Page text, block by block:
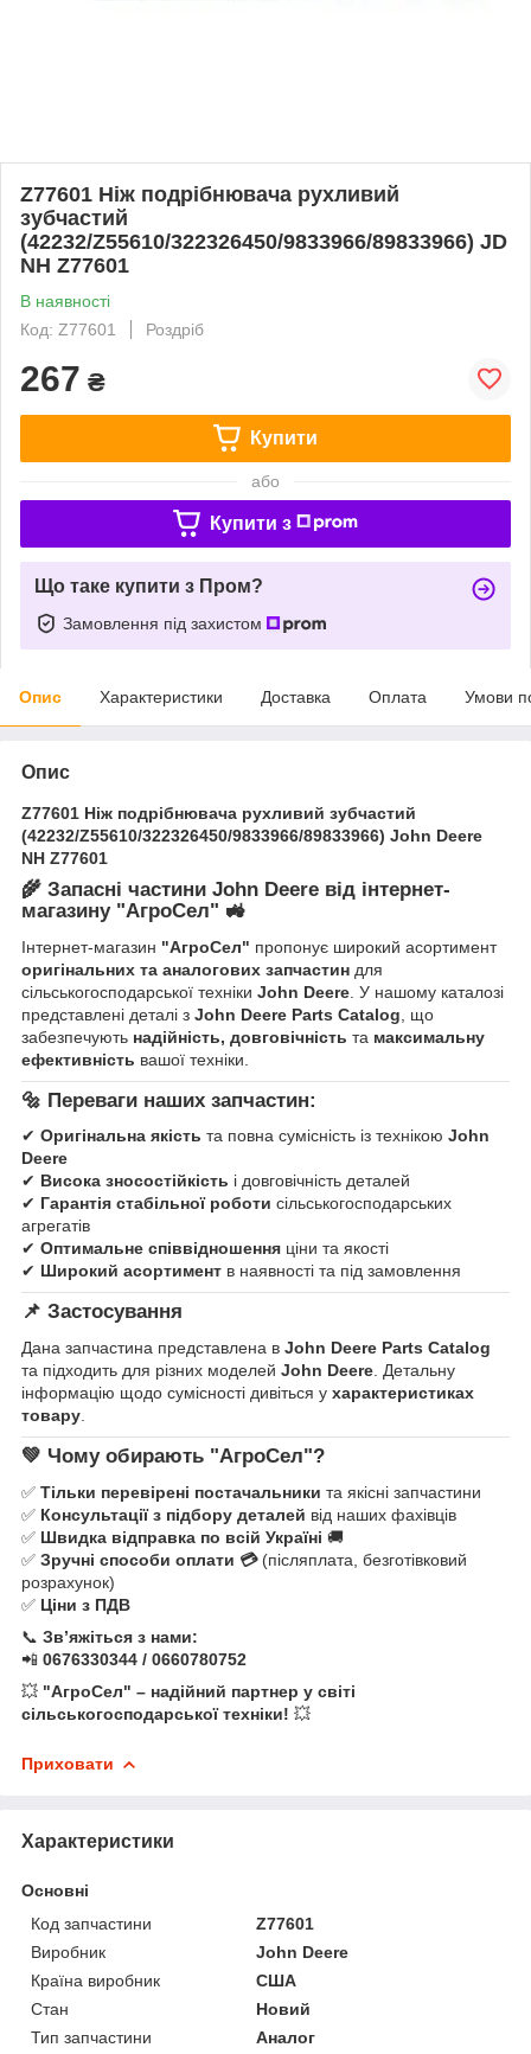
Z77601 Ніж подрібнювача рухливий
зубчастий
(42232/Z55610/322326450/9833966/89833966) JD
NH Z77601
В наявності
Код: Z77601
Роздріб
267 ₴
Купити
або
Купити з
Що таке купити з Пром?
Замовлення під захистом
Опис Характеристики Доставка Оплата Умови
Опис
Z77601 Ніж подрібнювача рухливий зубчастий
(42232/Z55610/322326450/9833966/89833966) John Deere
NH Z77601
🌾 Запасні частини John Deere від інтернет-
магазину "АгроСел" 🚜
Інтернет-магазин "АгроСел" пропонує широкий асортимент
оригінальних та аналогових запчастин для
сільськогосподарської техніки John Deere . У нашому каталозі
представлені деталі з John Deere Parts Catalog , що
забезпечують надійність, довговічність та максимальну
ефективність вашої техніки.
🔩 Переваги наших запчастин:
✔ Оригінальна якість та повна сумісність із технікою John
Deere
✔ Висока зносостійкість і довговічність деталей
✔ Гарантія стабільної роботи сільськогосподарських
агрегатів
✔ Оптимальне співвідношення ціни та якості
✔ Широкий асортимент в наявності та під замовлення
📌 Застосування
Дана запчастина представлена в John Deere Parts Catalog
та підходить для різних моделей John Deere . Детальну
інформацію щодо сумісності дивіться у характеристиках
товару
💚 Чому обирають "АгроСел"?
✅ Тільки перевірені постачальники та якісні запчастини
✅ Консультації з підбору деталей від наших фахівців
✅ Швидка відправка по всій Україні 🚚
✅ Зручні способи оплати 💳(післяплата, безготівковий
розрахунок)
✅ Ціни з ПДВ
📞 Зв’яжіться з нами:
📲 0676330344 / 0660780752
💥 "АгроСел" – надійний партнер у світі
сільськогосподарської техніки! 💥
Приховати
Характеристики
Основні
Код запчастини
Z77601
Виробник
John Deere
Країна виробник
США
Стан
Новий
Тип запчастини
Аналог